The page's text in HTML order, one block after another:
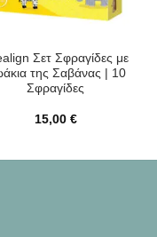
Σετ Σφραγίδες με
της Σαβάνας | 10
Σφραγίδες
15,00 €